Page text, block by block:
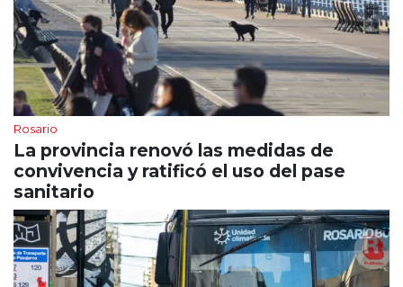
Rosario
La provincia renovó las medidas de
convivencia y ratificó el uso del pase
sanitario